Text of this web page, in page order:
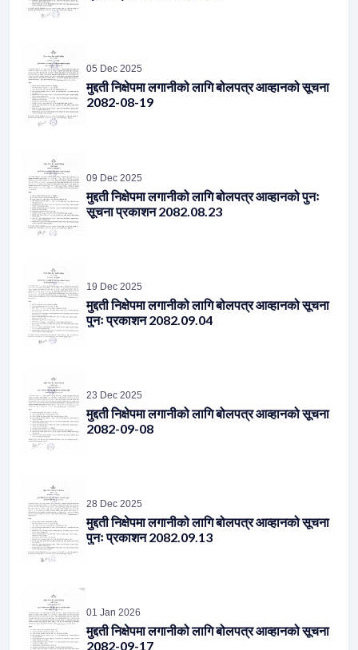
05 Dec 2025
मुद्दती निक्षेपमा लगानीको लागि बोलपत्र आव्हानको सूचना
2082-08-19
मुद्दती निक्षेपमा लगानीको लागि बोलपत्र आव्हानको पुनः
सूचना प्रकाशन 2082.08.23
मुद्दती निक्षेपमा लगानीको लागि बोलपत्र आव्हानको सूचना
पुनः प्रकाशन 2082.09.04
23 Dec 2025
मुद्दती निक्षेपमा लगानीको लागि बोलपत्र आव्हानको सूचना
2082-09-08
28 Dec 2025
मुद्दती निक्षेपमा लगानीको लागि बोलपत्र आव्हानको सूचना
पुनः प्रकाशन 2082.09.13
01 Jan 2026
मुद्दती निक्षेपमा लगानीको लागि बोलपत्र आव्हानको सूचना
2082-09-17